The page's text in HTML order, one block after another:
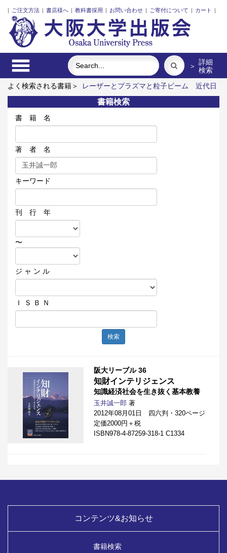
| ご注文方法 | 書店様へ | 教科書採用 | お問い合わせ | ご寄付について | カート |
＞ 詳細
検索
よく検索される書籍＞
レーザーとプラズマと粒子ビーム
近代日
本における企業家の諸系譜
ポンプの流体力学
固体高分子形燃
料電池要素材料・水素貯蔵材料の知的設計
街に拓く大学
アー
トエリアB1 5周年記念記録集 上方遊歩46景
書籍検索
書 籍 名
著 者 名
キーワード
刊 行 年
〜
ジ ャ ン ル
Ｉ Ｓ Ｂ Ｎ
検索
阪大リーブル 36
知財インテリジェンス
知識経済社会を生き抜く基本教養
玉井誠一郎 著
2012年08月01日 四六判・320ページ
定価2000円＋税
ISBN978-4-87259-318-1 C1334
コンテンツ&お知らせ
書籍検索